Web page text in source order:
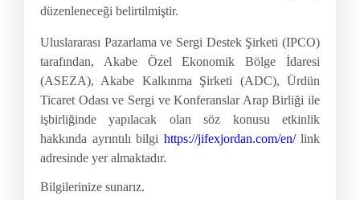
düzenleneceği belirtilmiştir.
Uluslararası Pazarlama ve Sergi Destek Şirketi (IPCO)
tarafından, Akabe Özel Ekonomik Bölge İdaresi
(ASEZA), Akabe Kalkınma Şirketi (ADC), Ürdün
Ticaret Odası ve Sergi ve Konferanslar Arap Birliği ile
işbirliğinde yapılacak olan söz konusu etkinlik
hakkında ayrıntılı bilgi https://jifexjordan.com/en/link
adresinde yer almaktadır.
Bilgilerinize sunarız.